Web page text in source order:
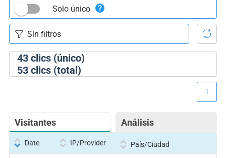
43clics (único)
53clics (total)
Solo único
Visitantes Análisis
1
Date IP/Provider País/Ciudad